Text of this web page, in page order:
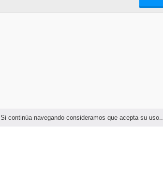
continúa navegando consideramos que acepta su uso..